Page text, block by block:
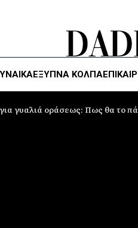
ΈΞΥΠΝΑ ΚΌΛΠΑ
γυαλιά οράσεως: Πως θα το